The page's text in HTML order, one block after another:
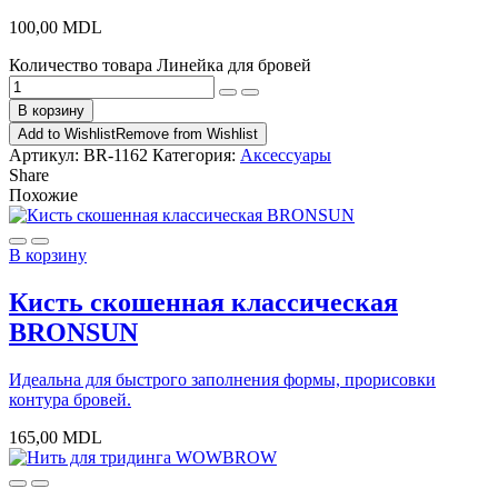
100,00 MDL
Количество товара Линейка для бровей
В корзину
Add to WishlistRemove from Wishlist
Артикул: BR-1162 Категория: Аксессуары
Share
Похожие
В корзину
Кисть скошенная классическая
BRONSUN
Идеальна для быстрого заполнения формы, прорисовки
контура бровей.
165,00 MDL